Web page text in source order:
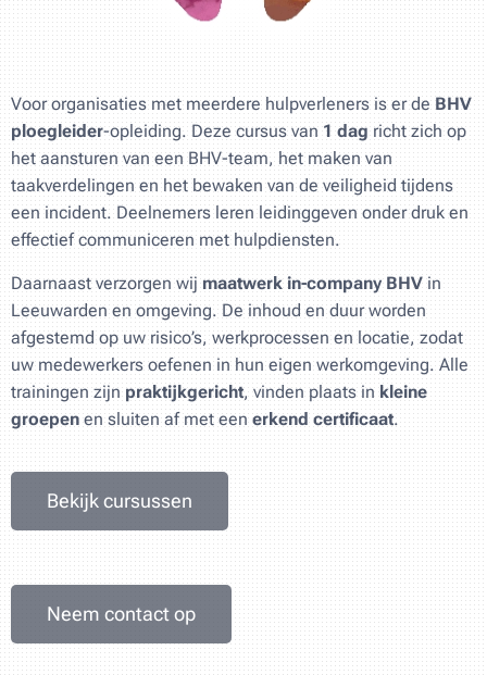
Voor organisaties met meerdere hulpverleners is er deBHV
ploegleider-opleiding. Deze cursus van1 dagricht zich op
het aansturen van een BHV-team, het maken van
taakverdelingen en het bewaken van de veiligheid tijdens
een incident. Deelnemers leren leidinggeven onder druk en
effectief communiceren met hulpdiensten.
Daarnaast verzorgen wijmaatwerk in-company BHVin
Leeuwarden en omgeving. De inhoud en duur worden
afgestemd op uw risico’s, werkprocessen en locatie, zodat
uw medewerkers oefenen in hun eigen werkomgeving. Alle
trainingen zijnpraktijkgericht, vinden plaats inkleine
groepenen sluiten af met eenerkend certificaat.
Bekijk cursussen
Neem contact op